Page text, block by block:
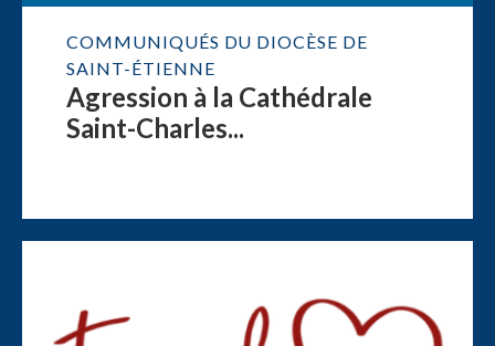
COMMUNIQUÉS DU DIOCÈSE DE
SAINT-ÉTIENNE
Agression à la Cathédrale
Saint-Charles...